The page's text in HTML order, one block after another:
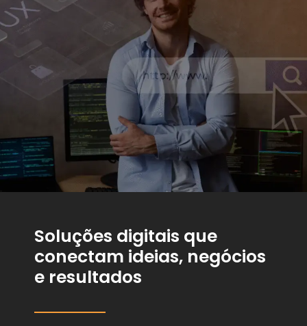
Soluções digitais que
conectam ideias, negócios
e resultados